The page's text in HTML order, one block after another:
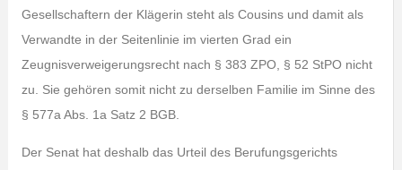
Gesellschaftern der Klägerin steht als Cousins und damit als
Verwandte in der Seitenlinie im vierten Grad ein
Zeugnisverweigerungsrecht nach § 383 ZPO, § 52 StPO nicht
zu. Sie gehören somit nicht zu derselben Familie im Sinne des
§ 577a Abs. 1a Satz 2 BGB.
Der Senat hat deshalb das Urteil des Berufungsgerichts